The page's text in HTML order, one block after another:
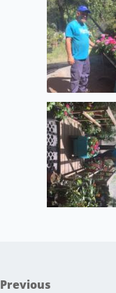
Previous